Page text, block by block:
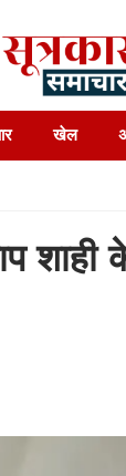
खेल
शाही